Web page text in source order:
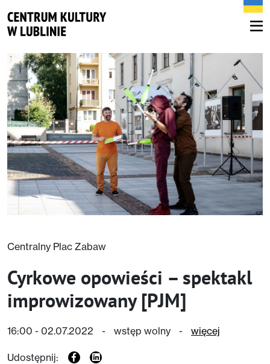
Centralny Plac Zabaw
Cyrkowe opowieści – spektakl
improwizowany [PJM]
16:00 - 02.07.2022 - wstęp wolny - więcej
Udostępnij: